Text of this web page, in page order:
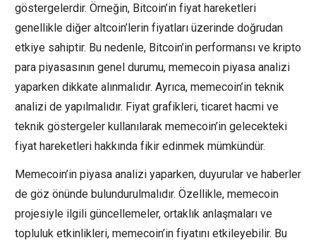
göstergelerdir. Örneğin, Bitcoin’in fiyat hareketleri
genellikle diğer altcoin’lerin fiyatları üzerinde doğrudan
etkiye sahiptir. Bu nedenle, Bitcoin’in performansı ve kripto
para piyasasının genel durumu, memecoin piyasa analizi
yaparken dikkate alınmalıdır. Ayrıca, memecoin’in teknik
analizi de yapılmalıdır. Fiyat grafikleri, ticaret hacmi ve
teknik göstergeler kullanılarak memecoin’in gelecekteki
fiyat hareketleri hakkında fikir edinmek mümkündür.
Memecoin’in piyasa analizi yaparken, duyurular ve haberler
de göz önünde bulundurulmalıdır. Özellikle, memecoin
projesiyle ilgili güncellemeler, ortaklık anlaşmaları ve
topluluk etkinlikleri, memecoin’in fiyatını etkileyebilir. Bu